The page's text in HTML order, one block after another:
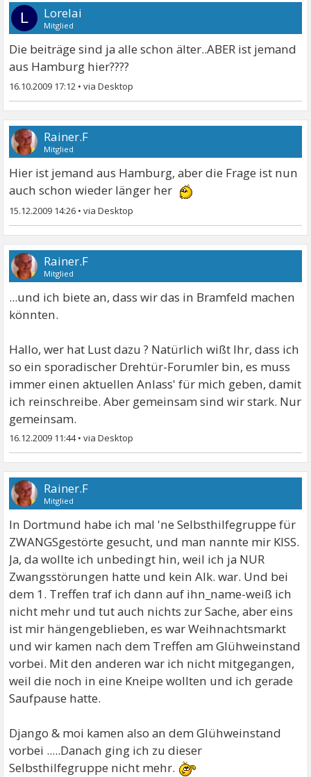
L Lorelai
Mitglied
Die beiträge sind ja alle schon älter..ABER ist jemand
aus Hamburg hier????
16.10.2009 17:12 •
Rainer.F
Mitglied
Hier ist jemand aus Hamburg, aber die Frage ist nun
auch schon wieder länger her
15.12.2009 14:26 •
Rainer.F
Mitglied
...und ich biete an, dass wir das in Bramfeld machen
könnten.
Hallo, wer hat Lust dazu ? Natürlich wißt Ihr, dass ich
so ein sporadischer Drehtür-Forumler bin, es muss
immer einen aktuellen Anlass' für mich geben, damit
ich reinschreibe. Aber gemeinsam sind wir stark. Nur
gemeinsam.
16.12.2009 11:44•
Rainer.F
Mitglied
In Dortmund habe ich mal 'ne Selbsthilfegruppe für
ZWANGSgestörte gesucht, und man nannte mir KISS.
Ja, da wollte ich unbedingt hin, weil ich ja NUR
Zwangsstörungen hatte und kein Alk. war. Und bei
dem 1. Treffen traf ich dann auf ihn_name-weiß ich
nicht mehr und tut auch nichts zur Sache, aber eins
ist mir hängengeblieben, es war Weihnachtsmarkt
und wir kamen nach dem Treffen am Glühweinstand
vorbei. Mit den anderen war ich nicht mitgegangen,
weil die noch in eine Kneipe wollten und ich gerade
Saufpause hatte.
Django & moi kamen also an dem Glühweinstand
vorbei .....Danach ging ich zu dieser
Selbsthilfegruppe nicht mehr.